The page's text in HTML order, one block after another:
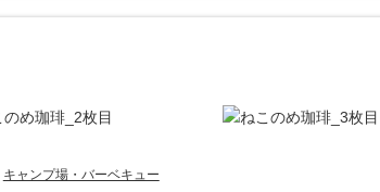
キャンプ場・バーベキュー